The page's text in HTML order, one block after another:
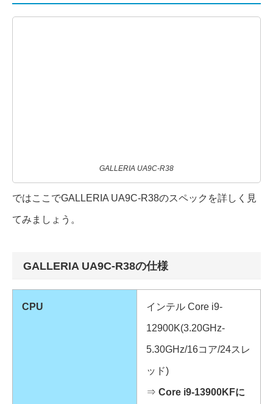
GALLERIA UA9C-R38
ではここでGALLERIA UA9C-R38のスペックを詳しく見
てみましょう。
GALLERIA UA9C-R38の仕様
CPU インテル Core i9-
12900K(3.20GHz-
5.30GHz/16コア/24スレ
ッド)
⇒ Core i9-13900KFに